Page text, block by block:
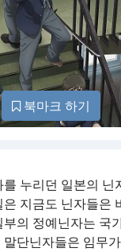
북마크 하기
를 누리던 일본의
은 지금도 닌자들은
부의 정예닌자는 국
말단닌자들은 임무